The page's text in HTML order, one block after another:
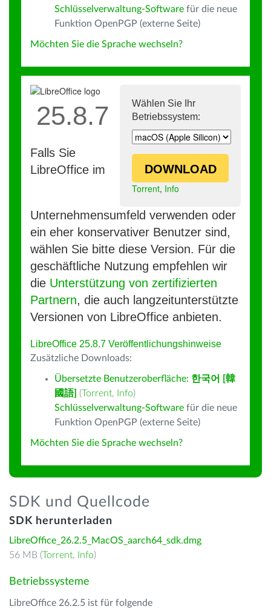
Schlüsselverwaltung-Software für die neue
Funktion OpenPGP (externe Seite)
Möchten Sie die Sprache wechseln?
Wählen Sie Ihr
Betriebssystem:
DOWNLOAD
Torrent, Info
25.8.7
Falls Sie
LibreOffice im
Unternehmensumfeld verwenden oder
ein eher konservativer Benutzer sind,
wählen Sie bitte diese Version. Für die
geschäftliche Nutzung empfehlen wir
die Unterstützung von zertifizierten
Partnern, die auch langzeitunterstützte
Versionen von LibreOffice anbieten.
LibreOffice 25.8.7 Veröffentlichungshinweise
Zusätzliche Downloads:
Übersetzte Benutzeroberfläche: 한국어 [韓
國語] (Torrent, Info)
Schlüsselverwaltung-Software für die neue
Funktion OpenPGP (externe Seite)
Möchten Sie die Sprache wechseln?
SDK und Quellcode
SDK herunterladen
LibreOffice_26.2.5_MacOS_aarch64_sdk.dmg
56 MB (Torrent, Info)
Betriebssysteme
LibreOffice 26.2.5 ist für folgende